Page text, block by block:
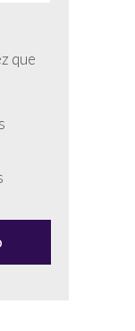
que